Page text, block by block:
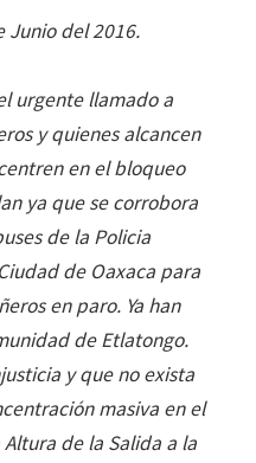
Junio del 2016.
urgente llamado a
y quienes alcancen
en el bloqueo
ya que se corrobora
de la Policia
de Oaxaca para
en paro. Ya han
de Etlatongo.
y que no exista
masiva en el
de la Salida a la